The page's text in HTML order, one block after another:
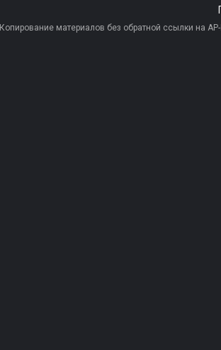
Копирование материалов без обратной ссылки на